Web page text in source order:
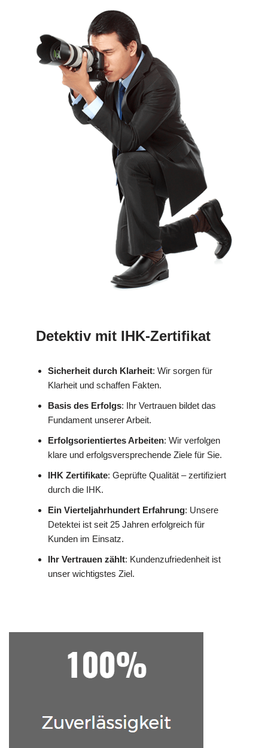
Detektiv mit IHK-Zertifikat
Sicherheit durch Klarheit: Wir sorgen für
Klarheit und schaffen Fakten.
Basis des Erfolgs: Ihr Vertrauen bildet das
Fundament unserer Arbeit.
Erfolgsorientiertes Arbeiten: Wir verfolgen
klare und erfolgsversprechende Ziele für Sie.
IHK Zertifikate: Geprüfte Qualität – zertifiziert
durch die IHK.
Ein Vierteljahrhundert Erfahrung: Unsere
Detektei ist seit 25 Jahren erfolgreich für
Kunden im Einsatz.
Ihr Vertrauen zählt: Kundenzufriedenheit ist
unser wichtigstes Ziel.